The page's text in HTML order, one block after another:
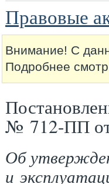
Правовые
Внимание! С
Подробнее
№ 712-ПП от
Об
и